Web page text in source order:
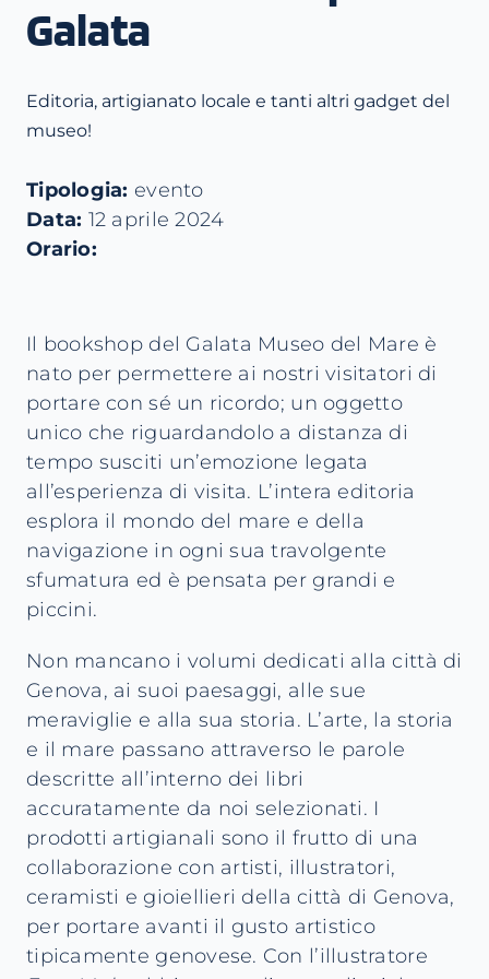
Galata
Editoria, artigianato locale e tanti altri gadget del
museo!
Tipologia: evento
Data: 12 aprile 2024
Orario:
Il bookshop del Galata Museo del Mare è
nato per permettere ai nostri visitatori di
portare con sé un ricordo; un oggetto
unico che riguardandolo a distanza di
tempo susciti un’emozione legata
all’esperienza di visita. L’intera editoria
esplora il mondo del mare e della
navigazione in ogni sua travolgente
sfumatura ed è pensata per grandi e
piccini.
Non mancano i volumi dedicati alla città di
Genova, ai suoi paesaggi, alle sue
meraviglie e alla sua storia. L’arte, la storia
e il mare passano attraverso le parole
descritte all’interno dei libri
accuratamente da noi selezionati. I
prodotti artigianali sono il frutto di una
collaborazione con artisti, illustratori,
ceramisti e gioiellieri della città di Genova,
per portare avanti il gusto artistico
tipicamente genovese. Con l’illustratore